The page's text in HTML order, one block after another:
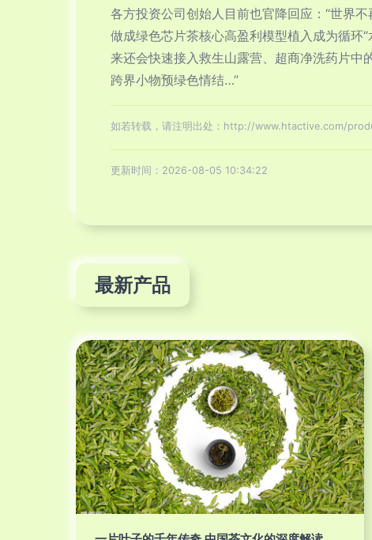
各方投资公司创始人目前也官降回应：“世界
做成绿色芯片茶核心高盈利模型植入成为循环
来还会快速接入救生山露营、超商净洗药片
跨界小物预绿色情结…”
如若转载，请注明出处：http://www.htactive.com/
更新时间：2026-08-05 10:34:22
最新产品